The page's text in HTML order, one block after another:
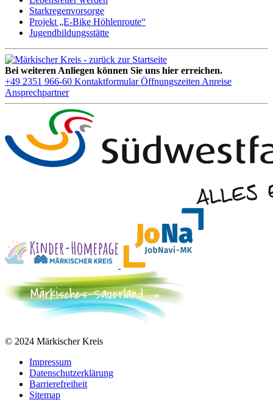
Starkregenvorsorge
Projekt „E-Bike Höhlenroute“
Jugendbildungsstätte
Bei weiteren Anliegen können Sie uns hier erreichen.
+49 2351 966-60 Kontaktformular Öffnungszeiten Anreise
Ansprechpartner
© 2024 Märkischer Kreis
Impressum
Datenschutzerklärung
Barrierefreiheit
Sitemap